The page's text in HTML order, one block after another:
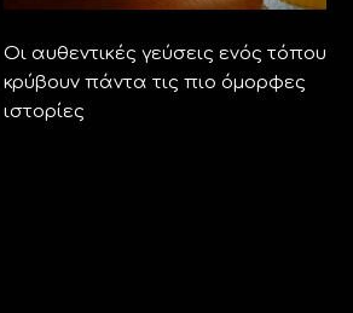
Οι αυθεντικές γεύσεις ενός τόπου
κρύβουν πάντα τις πιο όμορφες
ιστορίες